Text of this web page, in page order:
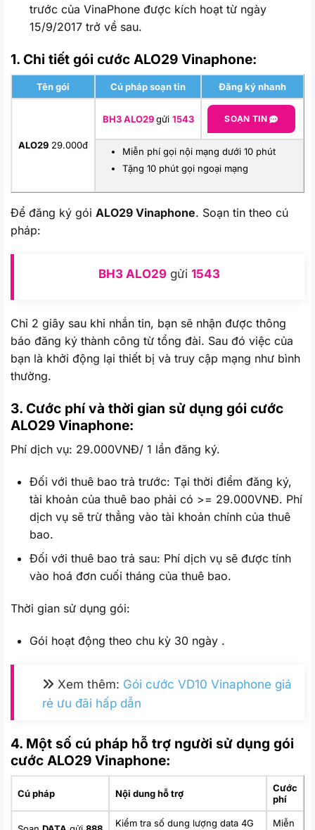
trước của VinaPhone được kích hoạt từ ngày
15/9/2017 trở về sau.
1. Chi tiết gói cước ALO29 Vinaphone:
Tên gói Cú pháp soạn tin Đăng ký nhanh
ALO29 29.000đ
BH3 ALO29gửi 1543 SOẠN TIN
Miễn phí gọi nội mạng dưới 10 phút
Tặng 10 phút gọi ngoại mạng
Để đăng ký gói ALO29 Vinaphone. Soạn tin theo cú
pháp:
BH3 ALO29 gửi 1543
Chỉ 2 giây sau khi nhắn tin, bạn sẽ nhận được thông
báo đăng ký thành công từ tổng đài. Sau đó việc của
bạn là khởi động lại thiết bị và truy cập mạng như bình
thường.
3. Cước phí và thời gian sử dụng gói cước
ALO29 Vinaphone:
Phí dịch vụ: 29.000VNĐ/ 1 lần đăng ký.
Đối với thuê bao trả trước: Tại thời điểm đăng ký,
tài khoản của thuê bao phải có >= 29.000VNĐ. Phí
dịch vụ sẽ trừ thẳng vào tài khoản chính của thuê
bao.
Đối với thuê bao trả sau: Phí dịch vụ sẽ được tính
vào hoá đơn cuối tháng của thuê bao.
Thời gian sử dụng gói:
Gói hoạt động theo chu kỳ 30 ngày .
Xem thêm: Gói cước VD10 Vinaphone giá
rẻ ưu đãi hấp dẫn
4. Một số cú pháp hỗ trợ người sử dụng gói
cước ALO29 Vinaphone:
Cú pháp Nội dung hỗ trợ
Cước
phí
Kiểm tra số dung lượng data 4G
Miễn